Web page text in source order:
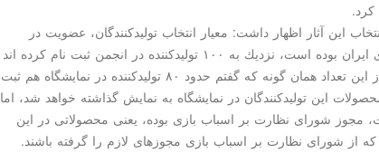
كرد.
این آثار اظهار داشت: معیار انتخاب تولیدكنندگان، عضویت در
انجمن تولیدكنندگان اسباب بازی ایران بوده است، نزدیك به ۱۰۰ تولیدكننده در انجمن ثبت نام كرده اند
و پروانه عضویت گرفته اند و از این تعداد همان گونه كه گفتم حدود ۸۰ تولیدكننده در نمایشگاه هم ثبت
این تولیدكنندگان در نمایشگاه به نمایش گذاشته خواهد شد، اما
مجوز شورای نظارت بر اسباب بازی بوده، یعنی محصولاتی در این
از شورای نظارت بر اسباب بازی مجوزهای لازم را گرفته باشند.